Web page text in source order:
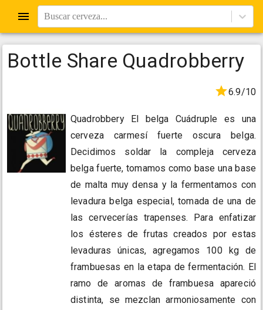
Buscar cerveza...
Bottle Share Quadrobberry
6.9/10
Quadrobbery El belga Cuádruple es una
cerveza carmesí fuerte oscura belga.
Decidimos soldar la compleja cerveza
belga fuerte, tomamos como base una base
de malta muy densa y la fermentamos con
levadura belga especial, tomada de una de
las cervecerías trapenses. Para enfatizar
los ésteres de frutas creados por estas
levaduras únicas, agregamos 100 kg de
frambuesas en la etapa de fermentación. El
ramo de aromas de frambuesa apareció
distinta, se mezclan armoniosamente con